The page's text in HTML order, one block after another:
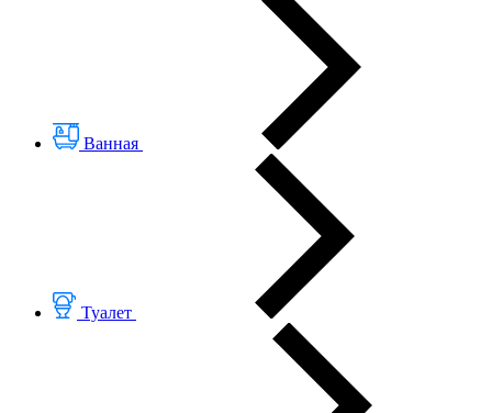
Ванная
Туалет